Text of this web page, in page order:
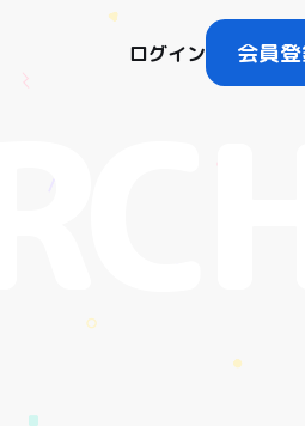
ログイン 会員